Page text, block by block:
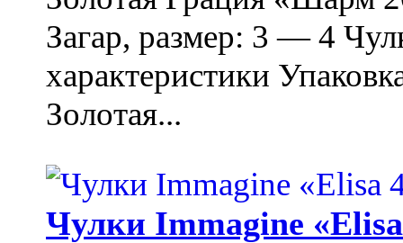
Загар, размер: 3 — 4
характеристики
Золотая...
Чулки Immagine